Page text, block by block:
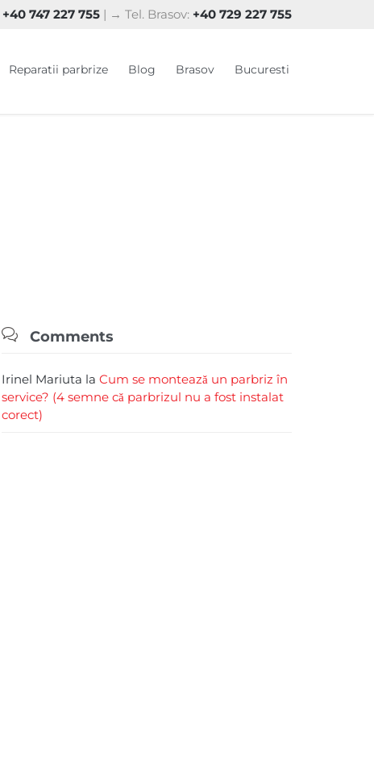
+40 747 227 755 | → Tel. Brasov: +40 729 227 755
Reparatii parbrize Blog Brasov Bucuresti
 Comments
Irinel Mariuta la Cum se montează un parbriz în
service? (4 semne că parbrizul nu a fost instalat
corect)